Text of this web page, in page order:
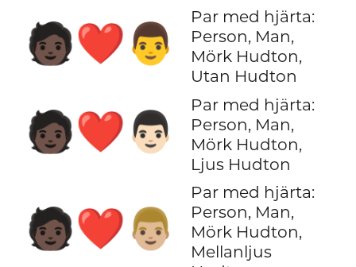
🧑🏿‍❤️‍👨
Par med hjärta:
Person, Man,
Mörk Hudton,
Utan Hudton
🧑🏿‍❤️‍👨🏻
Par med hjärta:
Person, Man,
Mörk Hudton,
Ljus Hudton
🧑🏿‍❤️‍👨🏼
Par med hjärta:
Person, Man,
Mörk Hudton,
Mellanljus